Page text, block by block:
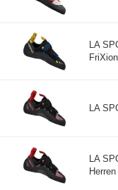
LA
LA
LA